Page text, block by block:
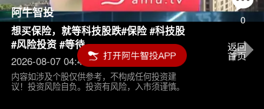
0
阿牛智投
想买保险，就等科技股跌#保险 #科技股
#风险投资 #等待
2026-08-07 04:45
内容如涉及个股仅供参考，不构成任何投资建
议！投资风险自负。投资有风险，入市须谨慎。